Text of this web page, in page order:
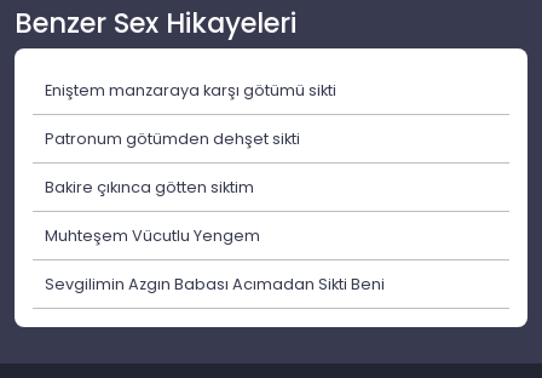
Benzer Sex Hikayeleri
Eniştem manzaraya karşı götümü sikti
Patronum götümden dehşet sikti
Bakire çıkınca götten siktim
Muhteşem Vücutlu Yengem
Sevgilimin Azgın Babası Acımadan Sikti Beni